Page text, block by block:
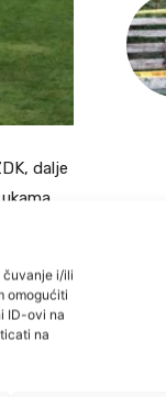
čuvanje i/ili
omogućiti
ID-ovi na
na
dalje